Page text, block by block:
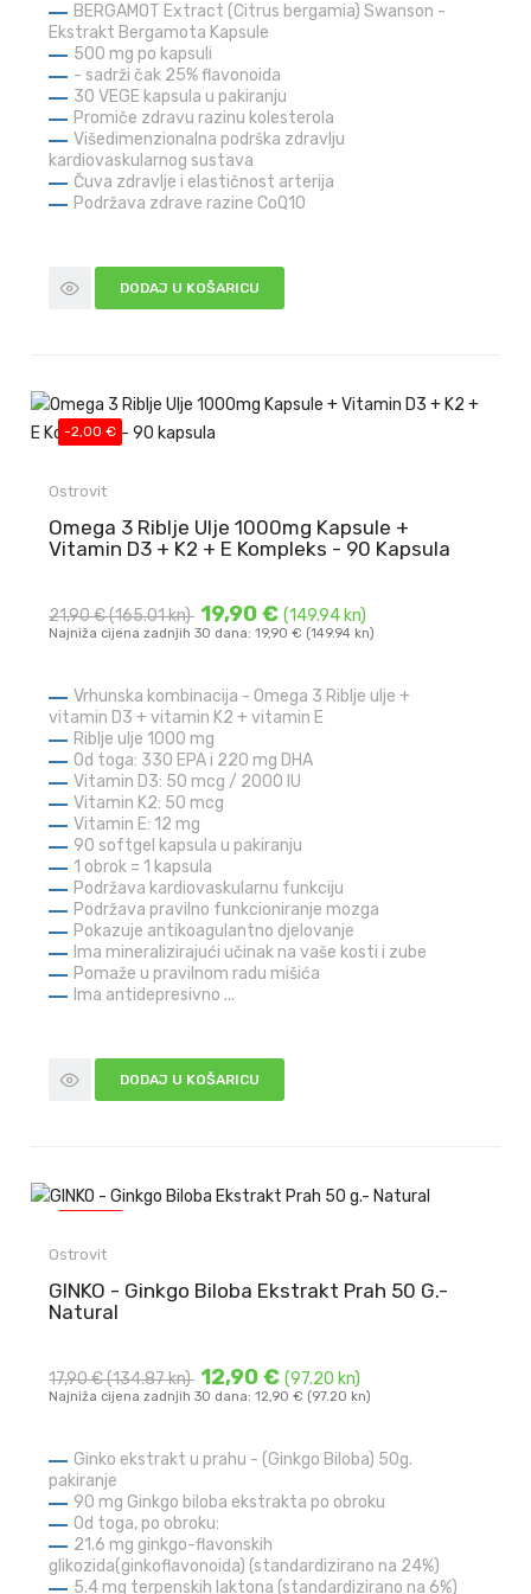
BERGAMOT Extract (Citrus bergamia) Swanson -
Ekstrakt Bergamota Kapsule
500 mg po kapsuli
- sadrži čak 25% flavonoida
30 VEGE kapsula u pakiranju
Promiče zdravu razinu kolesterola
Višedimenzionalna podrška zdravlju
kardiovaskularnog sustava
Čuva zdravlje i elastičnost arterija
Podržava zdrave razine CoQ10
DODAJ U KOŠARICU
-2,00 €
Ostrovit
Omega 3 Riblje Ulje 1000mg Kapsule +
Vitamin D3 + K2 + E Kompleks - 90 Kapsula
21,90 €(165.01 kn) 19,90 €(149.94 kn)
Najniža cijena zadnjih 30 dana: 19,90 € (149.94 kn)
Vrhunska kombinacija - Omega 3 Riblje ulje +
vitamin D3 + vitamin K2 + vitamin E
Riblje ulje 1000 mg
Od toga: 330 EPA i 220 mg DHA
Vitamin D3: 50 mcg / 2000 IU
Vitamin K2: 50 mcg
Vitamin E: 12 mg
90 softgel kapsula u pakiranju
1 obrok = 1 kapsula
Podržava kardiovaskularnu funkciju
Podržava pravilno funkcioniranje mozga
Pokazuje antikoagulantno djelovanje
Ima mineralizirajući učinak na vaše kosti i zube
Pomaže u pravilnom radu mišića
Ima antidepresivno ...
DODAJ U KOŠARICU
Ostrovit
GINKO - Ginkgo Biloba Ekstrakt Prah 50 G.-
Natural
17,90 €(134.87 kn) 12,90 €(97.20 kn)
Najniža cijena zadnjih 30 dana: 12,90 € (97.20 kn)
Ginko ekstrakt u prahu - (Ginkgo Biloba) 50g.
pakiranje
90 mg Ginkgo biloba ekstrakta po obroku
Od toga, po obroku:
21.6 mg ginkgo-flavonskih
glikozida(ginkoflavonoida) (standardizirano na 24%)
5.4 mg terpenskih laktona (standardizirano na 6%)